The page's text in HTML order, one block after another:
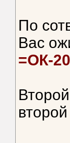
По
Вас
=ОК-